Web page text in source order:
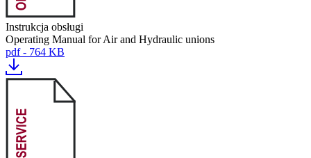
Instrukcja obsługi
Operating Manual for Air and Hydraulic unions
pdf - 764 KB